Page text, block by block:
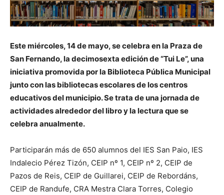
Este miércoles, 14 de mayo, se celebra en la Praza de
San Fernando, la decimosexta edición de “Tui Le”, una
iniciativa promovida por la Biblioteca Pública Municipal
junto con las bibliotecas escolares de los centros
educativos del municipio. Se trata de una jornada de
actividades alrededor del libro y la lectura que se
celebra anualmente.
Participarán más de 650 alumnos del IES San Paio, IES
Indalecio Pérez Tizón, CEIP nº 1, CEIP nº 2, CEIP de
Pazos de Reis, CEIP de Guillarei, CEIP de Rebordáns,
CEIP de Randufe, CRA Mestra Clara Torres, Colegio